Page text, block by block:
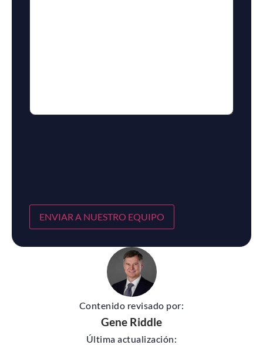
Contenido revisado por:
Gene Riddle
Última actualización:
ENVIAR A NUESTRO EQUIPO